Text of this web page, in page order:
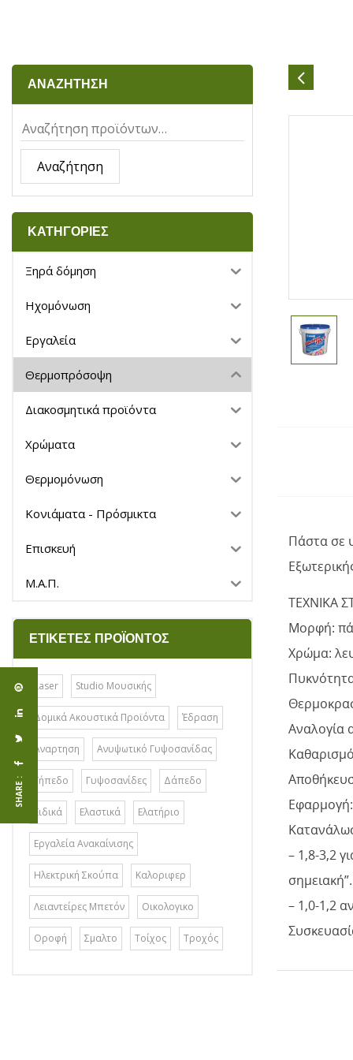
ΑΝΑΖΗΤΗΣΗ
Αναζήτηση
ΚΑΤΗΓΟΡΙΕΣ
Ξηρά δόμηση
Ηχομόνωση
Εργαλεία
Θερμοπρόσοψη
Διακοσμητικά προϊόντα
Χρώματα
Θερμομόνωση
Κονιάματα - Πρόσμικτα
Επισκευή
Μ.Α.Π.
ΕΤΙΚΈΤΕΣ ΠΡΟΪΌΝΤΟΣ
Laser Studio Μουσικής
Δομικά Ακουστικά Προϊόντα Έδραση
Αναρτηση Ανυψωτικό Γυψοσανίδας
Γήπεδο Γυψοσανίδες Δάπεδο
Ειδικά Ελαστικά Ελατήριο
Εργαλεία Ανακαίνισης
Ηλεκτρική Σκούπα Καλοριφερ
Λειαντείρες Μπετόν Οικολογικο
Οροφή Σμαλτο Τοίχος Τροχός
Πάστα σε
ΤΕΧΝΙΚΑ
Μορφή:
Χρώμα:
Αναλογία
– 1,8-3,2
σημειακή”.
– 1,0-1,2
SHARE :